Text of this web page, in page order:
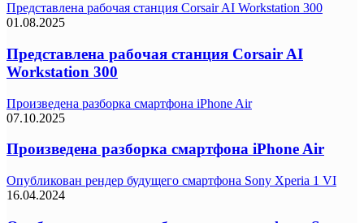
Представлена рабочая станция Corsair AI Workstation 300
01.08.2025
Представлена рабочая станция Corsair AI
Workstation 300
Произведена разборка смартфона iPhone Air
07.10.2025
Произведена разборка смартфона iPhone Air
Опубликован рендер будущего смартфона Sony Xperia 1 VI
16.04.2024